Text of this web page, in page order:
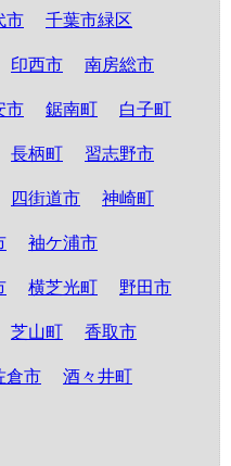
市 千葉市緑区
印西市 南房総市
市 鋸南町 白子町
長柄町 習志野市
四街道市 神崎町
袖ケ浦市
横芝光町 野田市
芝山町 香取市
倉市 酒々井町